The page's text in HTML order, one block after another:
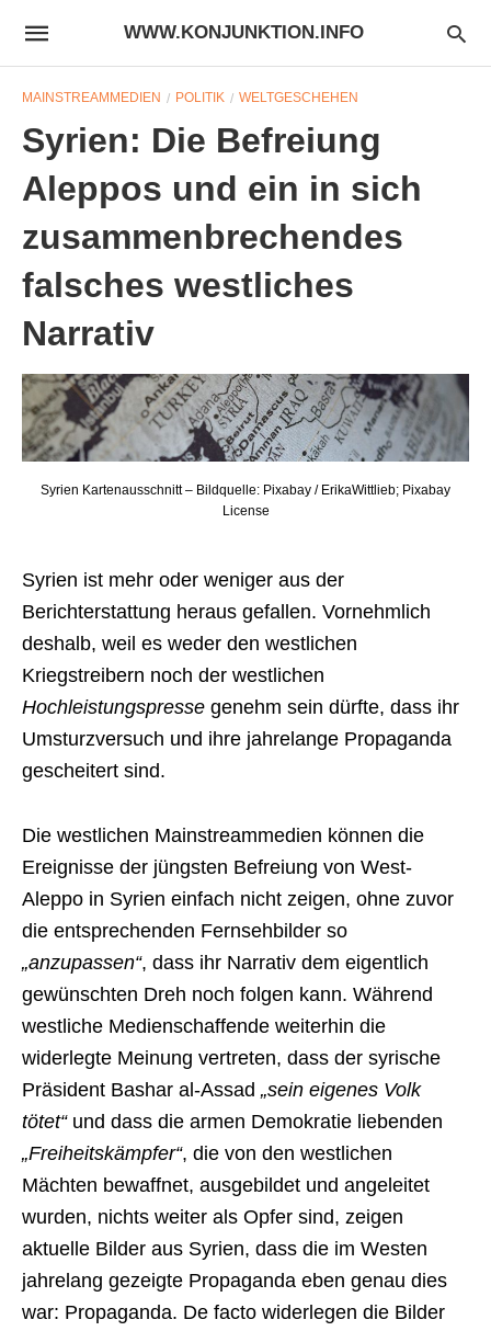
WWW.KONJUNKTION.INFO
MAINSTREAMMEDIEN POLITIK WELTGESCHEHEN
Syrien: Die Befreiung
Aleppos und ein in sich
zusammenbrechendes
falsches westliches
Narrativ
Syrien Kartenausschnitt – Bildquelle: Pixabay / ErikaWittlieb; Pixabay
License
Syrien ist mehr oder weniger aus der
Berichterstattung heraus gefallen. Vornehmlich
deshalb, weil es weder den westlichen
Kriegstreibern noch der westlichen
Hochleistungspresse genehm sein dürfte, dass ihr
Umsturzversuch und ihre jahrelange Propaganda
gescheitert sind.
Die westlichen Mainstreammedien können die
Ereignisse der jüngsten Befreiung von West-
Aleppo in Syrien einfach nicht zeigen, ohne zuvor
die entsprechenden Fernsehbilder so
„anzupassen“, dass ihr Narrativ dem eigentlich
gewünschten Dreh noch folgen kann. Während
westliche Medienschaffende weiterhin die
widerlegte Meinung vertreten, dass der syrische
Präsident Bashar al-Assad „sein eigenes Volk
tötet“und dass die armen Demokratie liebenden
„Freiheitskämpfer“, die von den westlichen
Mächten bewaffnet, ausgebildet und angeleitet
wurden, nichts weiter als Opfer sind, zeigen
aktuelle Bilder aus Syrien, dass die im Westen
jahrelang gezeigte Propaganda eben genau dies
war: Propaganda. De facto widerlegen die Bilder